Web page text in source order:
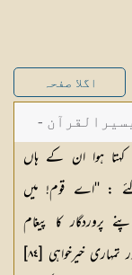
اگلا صفحہ
-
الرحمن
کہتا ہوا ان کے ہاں
: ''اے قوم! میں
پروردگار کا پیغام
پہنچا دیا تھا اور تمہاری خیرخواہی [٨٤]